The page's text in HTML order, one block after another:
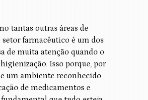
tantas outras áreas de
setor farmacêutico é um dos
de muita atenção quando o
Isso porque, por
um ambiente reconhecido
de medicamentos e